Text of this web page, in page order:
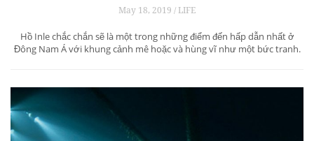
May 18, 2019 / LIFE
Hồ Inle chắc chắn sẽ là một trong những điểm đến hấp dẫn nhất ở
Đông Nam Á với khung cảnh mê hoặc và hùng vĩ như một bức tranh.